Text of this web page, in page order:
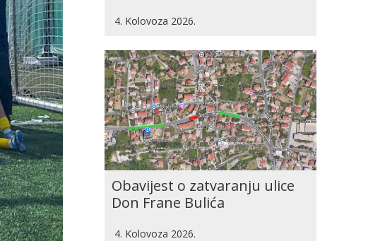
4. Kolovoza 2026.
Obavijest o zatvaranju ulice
Don Frane Bulića
4. Kolovoza 2026.